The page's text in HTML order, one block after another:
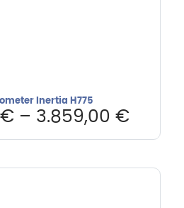
Inertia H775
€ – 3.859,00 €